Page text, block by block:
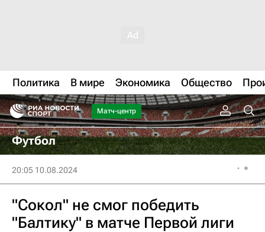
Политика В мире Экономика Общество
Матч-центр
Футбол
20:05 10.08.2024
"Сокол" не смог победить
"Балтику" в матче Первой лиги